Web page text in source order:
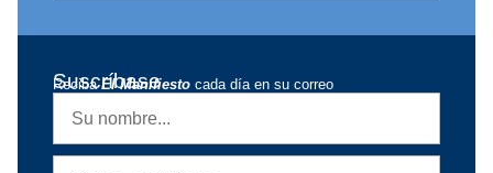
Suscríbase
RecibaEl Manifiesto cada día en su correo